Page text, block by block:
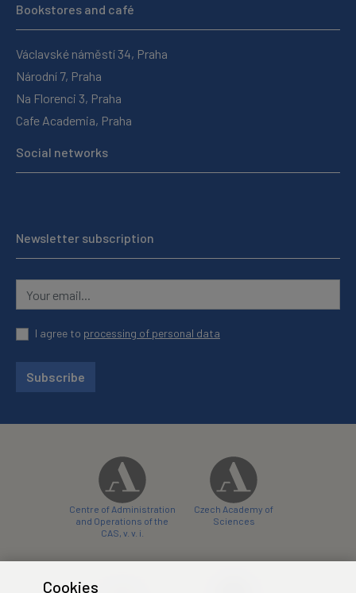
Bookstores and café
Václavské náměstí 34, Praha
Národní 7, Praha
Na Florenci 3, Praha
Cafe Academia, Praha
Social networks
Newsletter subscription
I agree to processing of personal data
Subscribe
Centre of Administration
and Operations of the
CAS, v. v. i.
Czech Academy of
Sciences
Cookies